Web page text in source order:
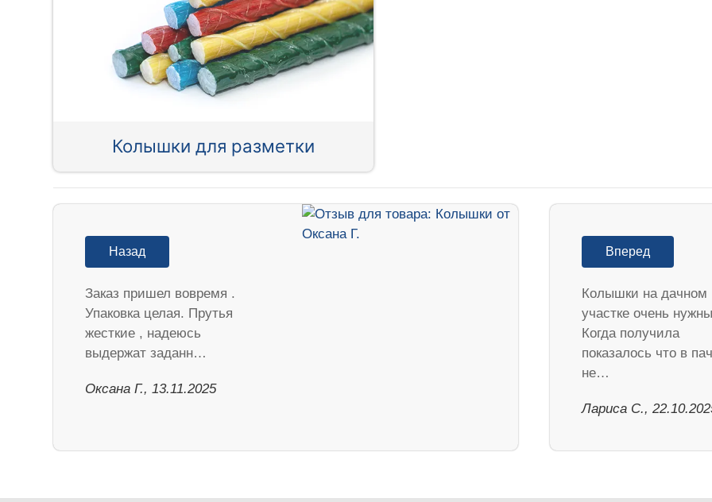
Колышки для разметки
Назад
Заказ пришел вовремя .
Упаковка целая. Прутья
жесткие , надеюсь
выдержат заданн…
Оксана Г., 13.11.2025
Вперед
Колышки на дачном
участке очень
Когда получила
показалось что в
не…
Лариса С.,